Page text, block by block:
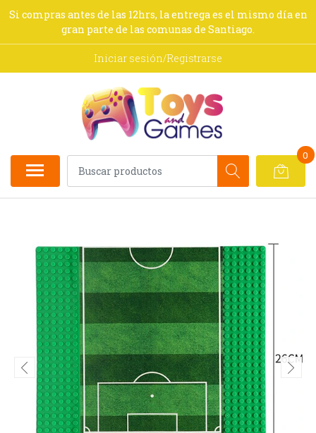
Si compras antes de las 12hrs, la entrega es el mismo día en
gran parte de las comunas de Santiago.
Iniciar sesión/Registrarse
0